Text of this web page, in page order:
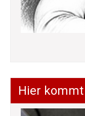
Hier